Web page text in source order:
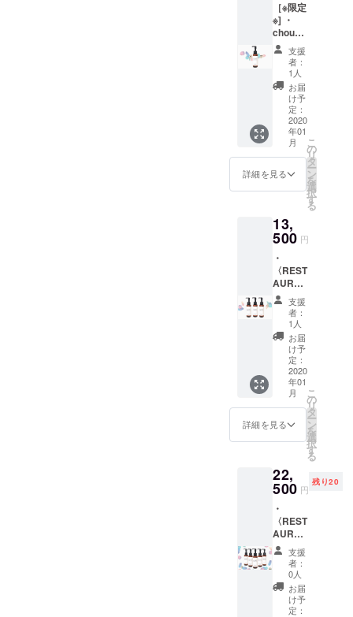
／
100ml
〉を1本
お渡し
しま
す。 ・
chouett
e監修
〈美容
師によ
る湯
シャン
き／冊
子6P〉
す。快
適な湯
のやり
方、効
果や目
的、工
夫の仕
方まで
実体験
を踏ま
えてま
とめま
した。
eから感
謝の気
して
〈サン
メー
ル〉が
届きま
す。
持ちを
込めま
して
〈サン
キュー
メー
ル〉が
届きま
す。
スパを
体験し
ていた
だけま
す。 有
効期
限：令
和2年1
月〜令
和2年4
（1/1〜
1/3を除
く） ご
名前フ
ルネー
ムと電
話番号
を備考
欄にご
記入く
ださ
い。 (担
当者の
指名は
できま
せん
が、女
性スタ
イリス
ト希望
入くだ
さい。)
宅用に
〈REST
AURER
／
100ml
〉を1本
お渡し
しま
す。 ・
［※限定
※] ・
chouett
eにて湯
シャン
のやり
方レク
チャー
と実際
〈REST
AURER
〉を
使った
湯シャ
ン体験
カット
が一緒
にでき
るコー
スで
す。 有
効期
限：令
和2年1
月〜令
和2年4
（1/1〜
1/3を除
く） ご
都合の
よい日
ムと電
話番号
を備考
欄にご
記入く
ださ
い。 (担
当者の
指名は
できま
せん
が、女
支援
者：
1人
お届
け予
定：
2020
年01
月
詳細を見る
こ
の
リ
タ
ー
ン
を
選
択
す
る
13,
500 円
・
〈REST
AURER
／
100ml
〉を3本
お届け
しま
す。送
料込
み。 ・
chouett
e監修
〈美容
師によ
る湯
の手引
き／冊
子6P〉
もお付
けしま
す。快
適な湯
シャン
のやり
方、効
果や目
的、工
支援
者：
1人
お届
け予
定：
2020
年01
月
詳細を見る
こ
の
リ
タ
ー
ン
を
選
択
す
る
22,
500 円
残り20
・
〈REST
AURER
／
100ml
〉を5本
お届け
しま
す。ス
支援
者：
0人
お届
け予
定：